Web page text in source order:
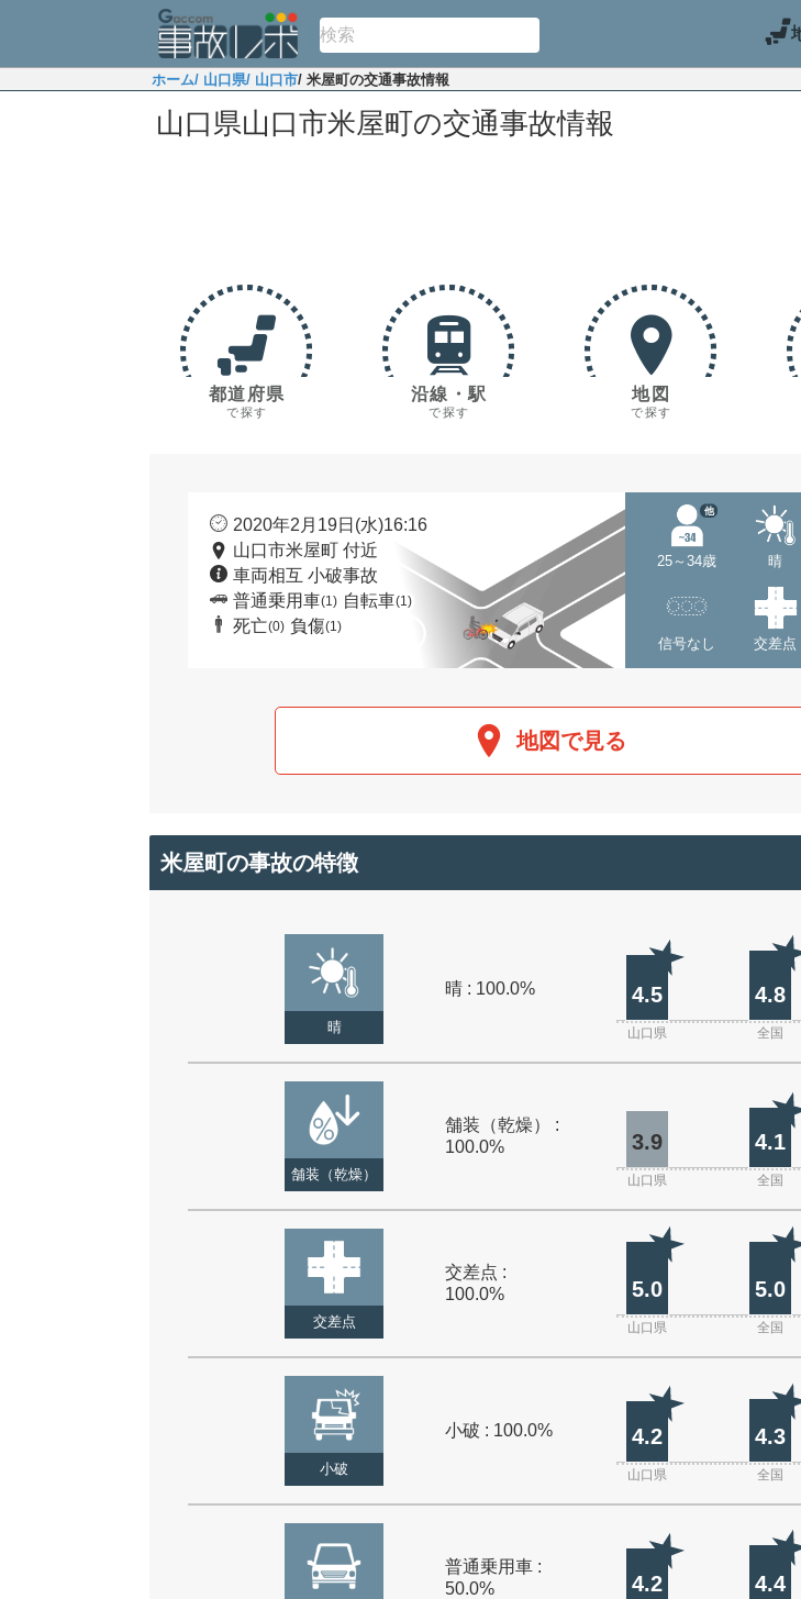
ホーム/ 山口県/ 山口市/ 米屋町の交通事故情報
山口県山口市米屋町の交通事故情報
都道府県
で探す
沿線・駅
で探す
地図
で探す
2020年2月19日(水)16:16
山口市米屋町 付近
車両相互 小破事故
普通乗用車(1) 自転車(1)
死亡(0) 負傷(1)
25～34歳
他
晴
信号なし 交差点
地図で見る
米屋町の事故の特徴
晴
晴 : 100.0% 4.5 4.8
山口県 全国
舗装（乾燥）
舗装（乾燥） :
100.0%
3.9 4.1
山口県 全国
交差点
交差点 :
100.0%
5.0 5.0
山口県 全国
小破
小破 : 100.0% 4.2 4.3
山口県 全国
普通乗用車 :
50.0%
4.2 4.4